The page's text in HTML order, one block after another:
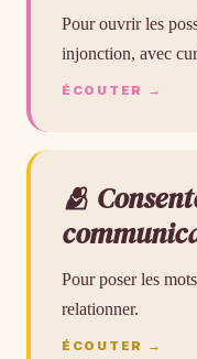
Pour ouvrir les
injonction, avec
ÉCOUTER →
🫂
Pour poser les
relationner.
ÉCOUTER →